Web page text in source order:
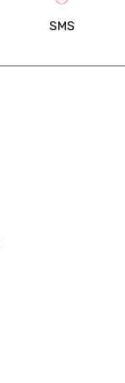
SMS